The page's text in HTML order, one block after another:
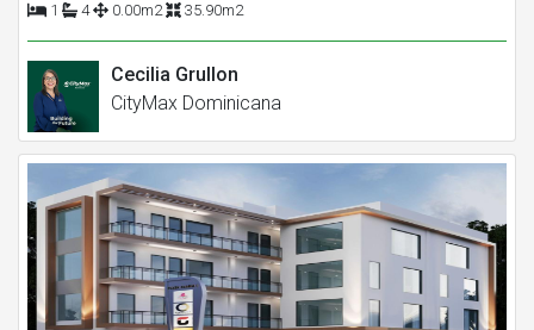
1 4 0.00m2 35.90m2
Cecilia Grullon
CityMax Dominicana